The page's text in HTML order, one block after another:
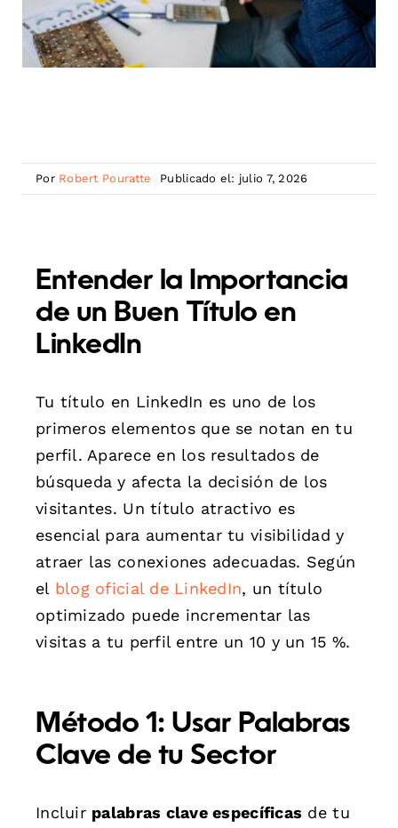
Por Robert Pouratte Publicado el: julio 7, 2026
Entender la Importancia
de un Buen Título en
LinkedIn
Tu título en LinkedIn es uno de los
primeros elementos que se notan en tu
perfil. Aparece en los resultados de
búsqueda y afecta la decisión de los
visitantes. Un título atractivo es
esencial para aumentar tu visibilidad y
atraer las conexiones adecuadas. Según
el blog oficial de LinkedIn, un título
optimizado puede incrementar las
visitas a tu perfil entre un 10 y un 15 %.
Método 1: Usar Palabras
Clave de tu Sector
Incluir palabras clave específicas de tu